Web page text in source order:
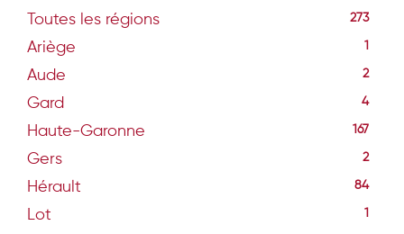
Toutes les régions 273
Ariège 1
Aude 2
Gard 4
Haute-Garonne 167
Gers 2
Hérault 84
Lot 1